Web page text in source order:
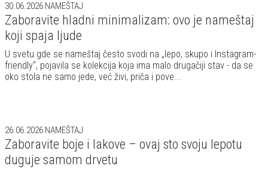
30.06.2026 NAMEŠTAJ
Zaboravite hladni minimalizam: ovo je nameštaj
koji spaja ljude
U svetu gde se nameštaj često svodi na „lepo, skupo i Instagram-
friendly“, pojavila se kolekcija koja ima malo drugačiji stav - da se
oko stola ne samo jede, već živi, priča i pove...
26.06.2026 NAMEŠTAJ
Zaboravite boje i lakove – ovaj sto svoju lepotu
duguje samom drvetu